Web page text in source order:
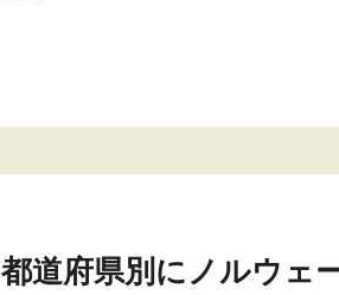
都道府県別にノルウェ